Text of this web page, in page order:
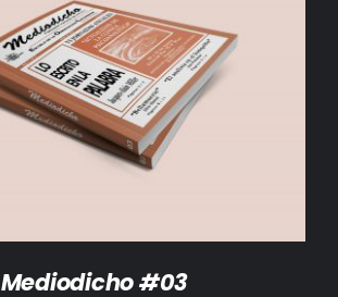
DETALLES
Mediodicho #03